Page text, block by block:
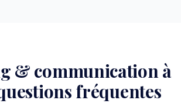
& communication à
fréquentes